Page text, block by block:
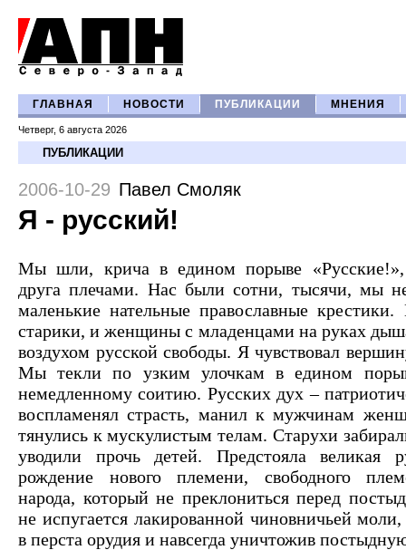
ГЛАВНАЯ НОВОСТИ ПУБЛИКАЦИИ МНЕНИЯ
Четверг, 6 августа 2026
ПУБЛИКАЦИИ
2006-10-29 Павел Смоляк
Я - русский!
Мы шли, крича в едином порыве «Русские!»,
друга плечами. Нас были сотни, тысячи, мы
маленькие нательные православные
старики, и женщины с младенцами на руках
воздухом русской свободы. Я чувствовал
Мы текли по узким улочкам в едином
немедленному соитию. Русских дух –
воспламенял страсть, манил к мужчинам
тянулись к мускулистым телам. Старухи
уводили прочь детей. Предстояла великая
рождение нового племени, свободного
народа, который не преклониться перед
не испугается лакированной чиновничьей моли,
в перста орудия и навсегда уничтожив